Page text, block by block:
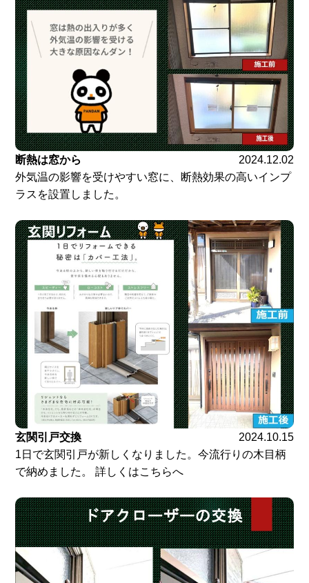
断熱は窓から
2024.12.02
外気温の影響を受けやすい窓に、断熱効果の高いインプ
ラスを設置しました。
玄関引戸交換
2024.10.15
1日で玄関引戸が新しくなりました。今流行りの木目柄
で納めました。 詳しくはこちらへ